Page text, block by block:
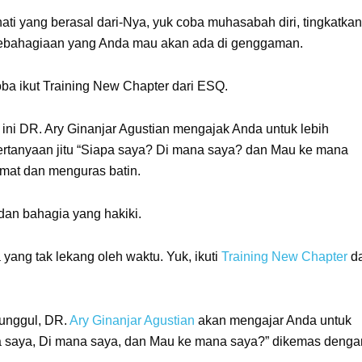
yang berasal dari-Nya, yuk coba muhasabah diri, tingkatkan
yang Anda mau akan ada di genggaman.
ikut Training New Chapter dari ESQ.
DR. Ary Ginanjar Agustian mengajak Anda untuk lebih
jitu “Siapa saya? Di mana saya? dan Mau ke mana
dan menguras batin.
bahagia yang hakiki.
tak lekang oleh waktu. Yuk, ikuti Training New Chapter
DR. Ary Ginanjar Agustian akan mengajar Anda untuk
Di mana saya, dan Mau ke mana saya?” dikemas